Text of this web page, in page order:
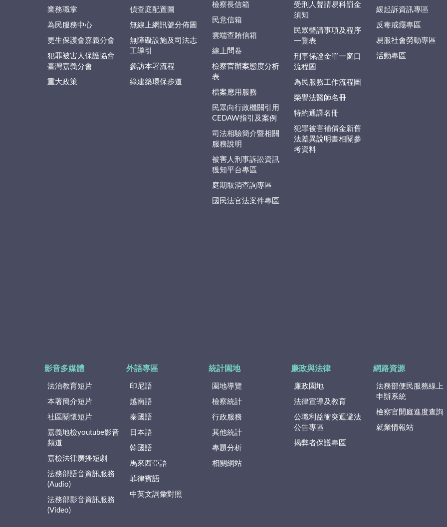
業務職掌
為民服務中心
更生保護會嘉義分會
犯罪被害人保護協會
臺灣嘉義分會
重大政策
偵查庭配置圖
無線上網訊號分佈圖
無障礙設施及司法志
工導引
參訪本署流程
綠建築環保步道
檢察長信箱
民意信箱
雲端查賄信箱
線上問卷
檢察官辦案態度分析
表
檔案應用服務
民眾向行政機關引用
CEDAW指引及案例
司法相驗簡介暨相關
服務說明
被害人刑事訴訟資訊
獲知平台專區
庭期取消查詢專區
國民法官法案件專區
受刑人聲請易科罰金
須知
民眾聲請事項及程序
一覽表
刑事保證金單一窗口
流程圖
為民服務工作流程圖
榮譽法醫師名冊
特約通譯名冊
犯罪被害補償金新舊
法差異說明書相關參
考資料
緩起訴資訊專區
反毒戒癮專區
易服社會勞動專區
活動專區
影音多媒體
法治教育短片
本署簡介短片
社區關懷短片
嘉義地檢youtube影音
頻道
嘉檢法律廣播短劇
法務部語音資訊服務
(Audio)
法務部影音資訊服務
(Video)
外語專區
印尼語
越南語
泰國語
日本語
韓國語
馬來西亞語
菲律賓語
中英文詞彙對照
統計園地
園地導覽
檢察統計
行政服務
其他統計
專題分析
相關網站
廉政與法律
廉政園地
法律宣導及教育
公職利益衝突迴避法
公告專區
揭弊者保護專區
網路資源
法務部便民服務線上
申辦系統
檢察官開庭進度查詢
就業情報站